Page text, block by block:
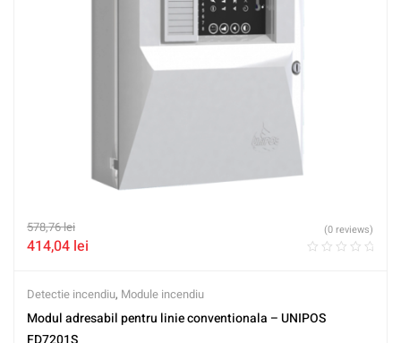
578,76lei
414,04 lei
(0 reviews)
Detectie incendiu, Module incendiu
Modul adresabil pentru linie conventionala – UNIPOS